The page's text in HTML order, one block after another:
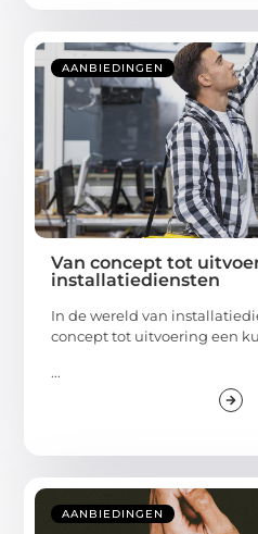
AANBIEDINGEN
Van concept tot
installatiediensten
In de wereld van
concept tot uitvoering een
...
AANBIEDINGEN